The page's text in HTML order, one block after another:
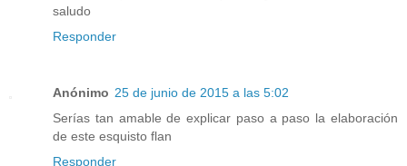
saludo
Responder
Anónimo 25 de junio de 2015 a las 5:02
Serías tan amable de explicar paso a paso la elaboración
de este esquisto flan
Responder